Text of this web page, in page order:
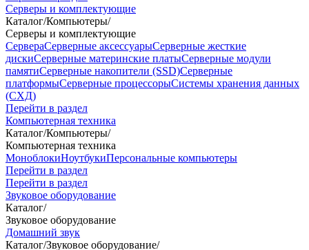
Серверы и комплектующие
Каталог/Компьютеры/
Серверы и комплектующие
СервераСерверные аксессуарыСерверные жесткие
дискиСерверные материнские платыСерверные модули
памятиСерверные накопители (SSD)Серверные
платформыСерверные процессорыСистемы хранения данных
(СХД)
Перейти в раздел
Компьютерная техника
Каталог/Компьютеры/
Компьютерная техника
МоноблокиНоутбукиПерсональные компьютеры
Перейти в раздел
Перейти в раздел
Звуковое оборудование
Каталог/
Звуковое оборудование
Домашний звук
Каталог/Звуковое оборудование/